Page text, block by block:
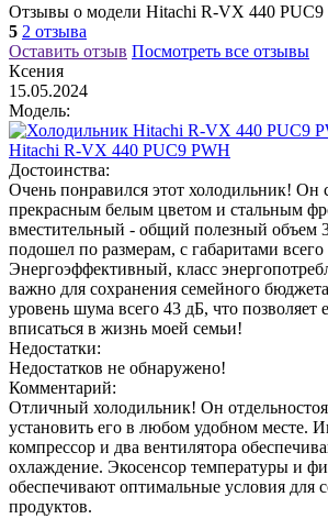
Отзывы о модели Hitachi R-VX 440 PUC9
5 2 отзыва
Оставить отзыв Посмотреть все отзывы
Ксения
15.05.2024
Модель:
Hitachi R-VX 440 PUC9 PWH
Достоинства:
Очень понравился этот холодильник! Он
прекрасным белым цветом и стальным
вместительный - общий полезный объем
подошел по размерам, с габаритами
Энергоэффективный, класс
важно для сохранения семейного
уровень шума всего 43 дБ, что позволяет
вписаться в жизнь моей семьи!
Недостатки:
Недостатков не обнаружено!
Комментарий:
Отличный холодильник! Он
установить его в любом удобном месте.
компрессор и два вентилятора
охлаждение. Экосенсор температуры и
обеспечивают оптимальные условия для
продуктов.